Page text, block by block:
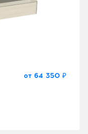
от 64 350 ₽